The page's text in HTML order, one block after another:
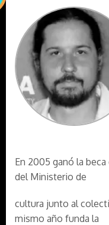
En 2005 ganó la
del Ministerio de
cultura junto al
mismo año funda la